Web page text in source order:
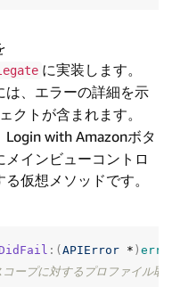
に実装します。
は、エラーの詳細を示
クトが含まれます。
Login with Amazonボタ
メインビューコントロ
仮想メソッドです。
:( APIError * )
に対するプロファイル取得